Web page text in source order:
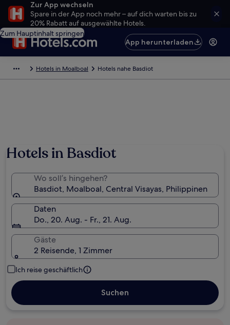
Zur App wechseln
Spare in der App noch mehr – auf dich warten bis zu
20% Rabatt auf ausgewählte Hotels.
Zum Hauptinhalt springen
App herunterladen
Hotels in Moalboal Hotels nahe Basdiot
Hotels in Basdiot
Wo soll’s hingehen?
Basdiot, Moalboal, Central Visayas, Philippinen
Daten
Do., 20. Aug. - Fr., 21. Aug.
Gäste
2 Reisende, 1 Zimmer
Ich reise geschäftlich
Suchen